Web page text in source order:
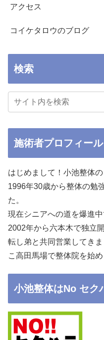
アクセス
コイケタロウのブログ
検索
施術者プロフィール
はじめまして！小池整体の
1996年30歳から整体の勉
た。
現在シニアへの道を爆進中
2002年から六本木で独立
転し弟と共同営業してき
こ高田馬場で整体院を始
小池整体はNo セク